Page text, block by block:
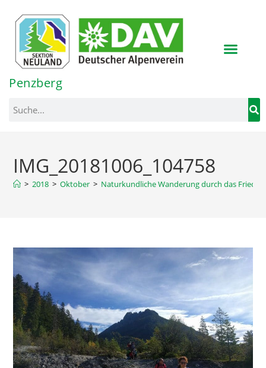
springen
Penzberg
IMG_20181006_104758
> 2018 > Oktober > Naturkundliche Wanderung durch das